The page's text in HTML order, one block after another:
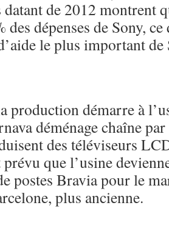
de 2012 montrent
dépenses de Sony,
le plus important de
production démarre à
déménage chaîne
des téléviseurs
que l’usine
postes Bravia pour le
plus ancienne.